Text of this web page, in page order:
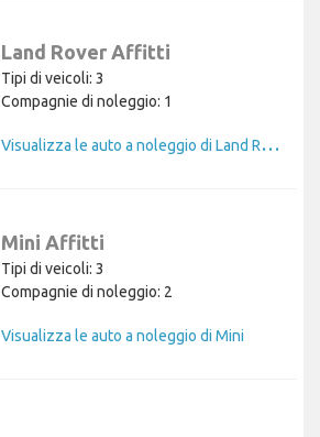
Land Rover Affitti
Tipi di veicoli: 3
Compagnie di noleggio: 1
V
isualizza le auto a noleggio di Land Rover
Mini Affitti
Tipi di veicoli: 3
Compagnie di noleggio: 2
Visualizza le auto a noleggio di Mini